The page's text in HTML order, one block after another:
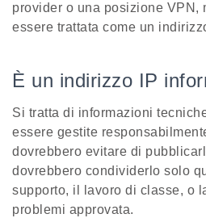
provider o una posizione VPN,
essere trattata come un
È un indirizzo IP
Si tratta di informazioni
essere gestite
dovrebbero evitare di
dovrebbero condividerlo solo
supporto, il lavoro di classe, o
problemi approvata.